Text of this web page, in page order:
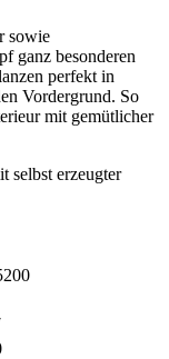
sowie
ganz besonderen
perfekt in
Vordergrund. So
mit gemütlicher
selbst erzeugter